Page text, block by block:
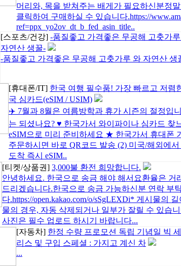
머리와, 목을 받쳐주는 배게가 필요하신분정
클릭하여 구매하실 수 있습니다.https://
ref=ppx_yo2ov_dt_b_fed_asin_title..
[스포츠/건강] -품질좋고 가격좋은 무공해 고춧가
자연산 생꿀-
-품질좋고 가격좋은 무공해 고춧가루 와 자연산 생
[휴대폰/IT] 한국 여행 필수품! 가장 빠르고 저렴
국 심카드(eSIM / USIM)
✈️ 7월과 8월은 여름방학과 휴가 시즌의 절정입
는 되셨나요? ♥ 한국가서 와이파이나 심카드
eSIM으로 미리 준비하세요 ★ 한국가서 휴대폰
주문하시면 바로 QR코드 발송 (2) 미국/해외에
도착 즉시 eSIM..
[티켓/상품권] 3,000불 환전 희망합니다.
안녕하세요. 한국으로 송금 해야 해서요환율은 거
드리겠습니다.한국으로 송금 가능하신분 연락 부
다.https://open.kakao.com/o/sSgLEXDi* 게시물의
물의 경우, 자동 삭제되거나 일부가 잘릴 수 있습
사진은 필수 업로드 하시기 바랍니다...
[자동차] 한정 수량 프로모션 독립 기념일 빅
리스 및 구입 스페셜 : 가지고 계신 차
...